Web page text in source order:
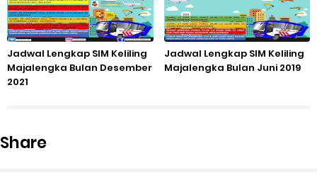
Jadwal Lengkap SIM Keliling
Majalengka Bulan Desember
2021
Jadwal Lengkap SIM Keliling
Majalengka Bulan Juni 2019
Share